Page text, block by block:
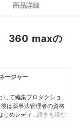
商品詳細
360 maxの
ージャー
して編集プロダクショ
は薬事法管理者の資格
じめレディースインナ
…続きを読む